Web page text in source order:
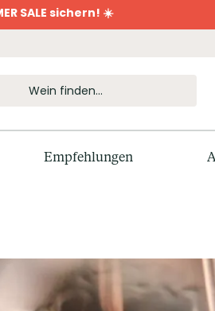
SALE sichern! ☀️
Empfehlungen